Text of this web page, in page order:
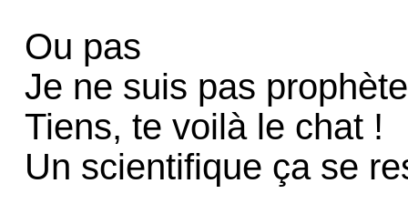
Ou pas
Je ne suis pas prophète
Tiens, te voilà le chat !
Un scientifique ça se